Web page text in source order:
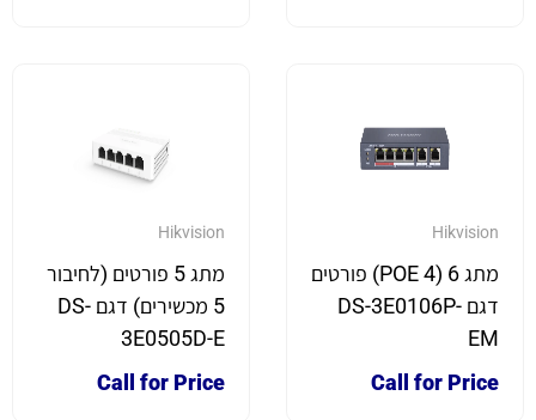
Hikvision
מתג 6 (4 POE) פורטים
דגם DS-3E0106P-
EM
Call for Price
Hikvision
מתג 5 פורטים (לחיבור
5 מכשירים) דגם DS-
3E0505D-E
Call for Price